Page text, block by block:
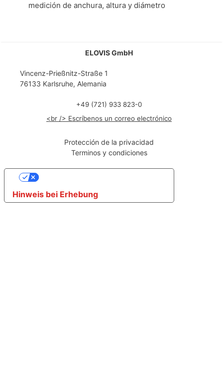
medición de anchura, altura y diámetro
ELOVIS GmbH
Vincenz-Prießnitz-Straße 1
76133 Karlsruhe, Alemania
+49 (721) 933 823-0
<br /> Escríbenos un correo electrónico
Protección de la privacidad
Terminos y condiciones
Hinweis bei Erhebung
Ihre Datenschutzeinstellungen